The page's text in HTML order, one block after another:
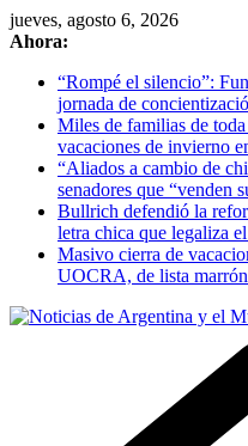
Skip
to
jueves, agosto 6, 2026
Ahora:
“Rompé el silencio”:
jornada de
Miles de familias de
vacaciones de invierno
“Aliados a cambio de
senadores que “venden
Bullrich defendió la
letra chica que legaliza
Masivo cierra de
UOCRA, de lista